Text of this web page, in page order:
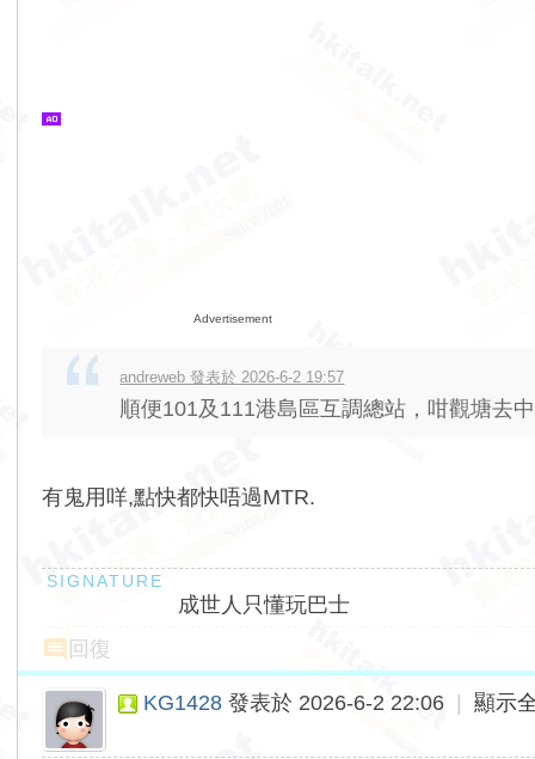
Advertisement
andreweb 發表於 2026-6-2 19:57
順便101及111港島區互調總站，咁觀塘去
有鬼用咩,點快都快唔過MTR.
成世人只懂玩巴士
回復
KG1428 發表於 2026-6-2 22:06 顯示